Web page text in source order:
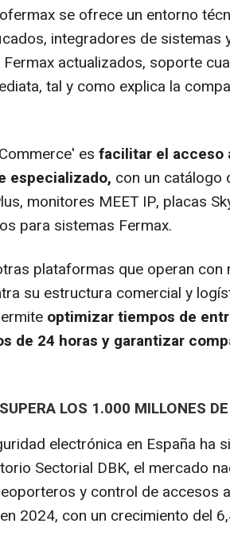
se ofrece un entorno
integradores de sistemas
actualizados, soporte
tal y como explica la
es facilitar el acceso
especializado, con un catálogo
monitores MEET IP, placas
para sistemas Fermax.
plataformas que operan con
su estructura comercial y
optimizar tiempos de
de 24 horas y garantizar
LOS 1.000 MILLONES
electrónica en España ha
Sectorial DBK, el mercado
y control de accesos
2024, con un crecimiento del